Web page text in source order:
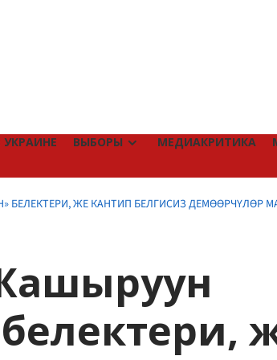
ВЫБОРЫ МЕДИАКРИТИКА
ЖЕ КАНТИП БЕЛГИСИЗ ДЕМӨӨРЧҮЛӨР